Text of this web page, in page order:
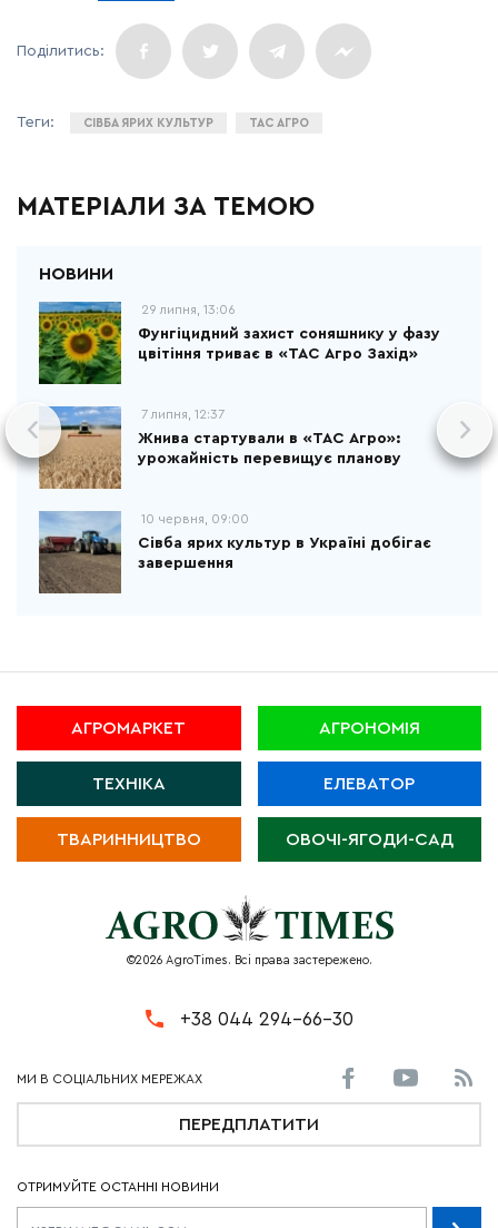
СІВБА ЯРИХ КУЛЬТУР ТАС АГРО
МАТЕРІАЛИ ЗА ТЕМОЮ
29 липня, 13:06
Фунгіцидний захист соняшнику у фазу
цвітіння триває в «ТАС Агро Захід»
7 липня, 12:37
Жнива стартували в «ТАС Агро»:
урожайність перевищує планову
10 червня, 09:00
Сівба ярих культур в Україні добігає
завершення
АГРОМАРКЕТ АГРОНОМІЯ
ТЕХНІКА ЕЛЕВАТОР
ТВАРИННИЦТВО ОВОЧІ-ЯГОДИ-САД
©2026 AgroTimes. Всі права застережено.
+38 044 294-66-30
ПЕРЕДПЛАТИТИ
ОТРИМУЙТЕ ОСТАННІ НОВИНИ